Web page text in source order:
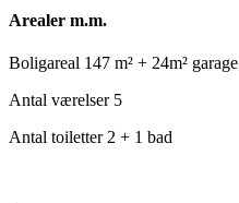
Arealer m.m.
Boligareal 147 m² + 24m² garage
Antal værelser 5
Antal toiletter 2 + 1 bad